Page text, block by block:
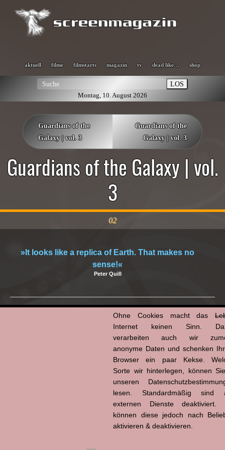
aktuell filme filmstarts magazin tv dead like… shop
LOS
Montag, 10. August 2026
Guardians of the
Galaxy | vol. 3
Guardians of the
Galaxy | vol. 3
Guardians of the Galaxy | vol.
3
02
»It looks like a replica of Earth. That makes no
sense!«
Peter Quill
06.11.2024 | mz
WhatsApp
Facebook
X TumblrPinterest
Teilen
Guardians of the Galaxy vol. 3
Ohne Cookies macht das
Internet keinen Sinn.
verarbeiten auch wir
anonyme Daten und schenken
Browser ein paar Kekse.
Sorte wir hinterlegen, können
unseren
lesen. Standardmäßig sind
externen Dienste deaktiviert.
können diese jedoch nach
aktivieren & deaktivieren.